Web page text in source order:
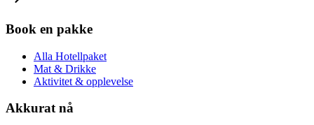
Book en pakke
Alla Hotellpaket
Mat & Drikke
Aktivitet & opplevelse
Akkurat nå